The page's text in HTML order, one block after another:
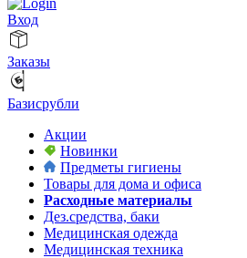
Вход
Заказы
Базисрубли
Акции
Новинки
Предметы гигиены
Товары для дома и офиса
Расходные материалы
Дез.средства, баки
Медицинская одежда
Медицинская техника